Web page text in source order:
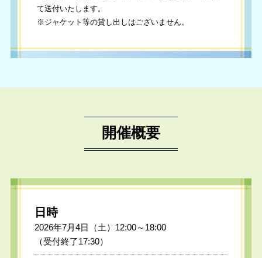
て送付いたします。
※ジャケット等の貸し出しはございません。
開催概要
日時
2026年7月4日（土）12:00～18:00
（受付終了17:30）